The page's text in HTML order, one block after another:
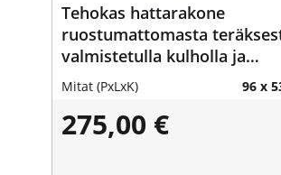
Tehokas hattarakone
ruostumattomasta
valmistetulla kulholla ja
lämmityslaatikolla - 230V,
Mitat (PxLxK) 96 x
275,00 €